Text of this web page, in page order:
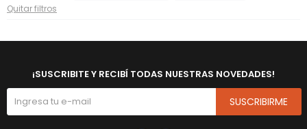
Quitar filtros
¡SUSCRIBITE Y RECIBÍ TODAS NUESTRAS NOVEDADES!
SUSCRIBIRME